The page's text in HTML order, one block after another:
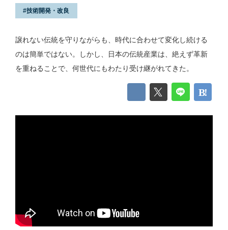
技術開発・改良
譲れない伝統を守りながらも、時代に合わせて変化し続ける
のは簡単ではない。しかし、日本の伝統産業は、絶えず革新
を重ねることで、何世代にもわたり受け継がれてきた。